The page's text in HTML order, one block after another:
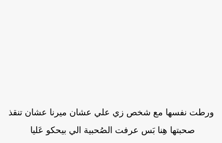
نفسها مع شخص زي علي عشان ميرنا عشان تنقذ
صحبتها هِنا بَس عرفت الصُحبية الي بيحكو عَليا